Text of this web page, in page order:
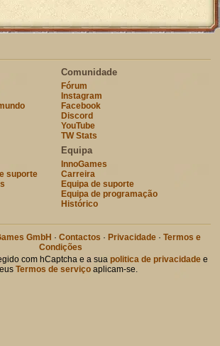
Comunidade
Fórum
Instagram
Facebook
Discord
YouTube
TW Stats
suporte
Equipa
InnoGames
Carreira
Equipa de suporte
Equipa de programação
Histórico
GmbH ·Contactos · Privacidade ·Termos e
Condições
com hCaptcha e a suapolitica de privacidade e
Termos de serviço aplicam-se.